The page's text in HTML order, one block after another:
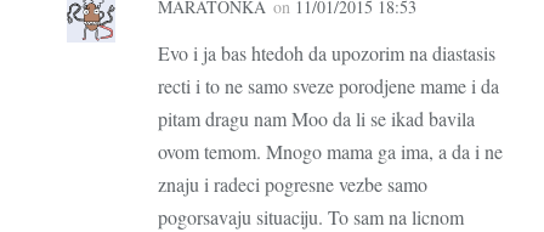
MARATONKA on 11/01/2015 18:53
Evo i ja bas htedoh da upozorim na diastasis
recti i to ne samo sveze porodjene mame i da
pitam dragu nam Moo da li se ikad bavila
ovom temom. Mnogo mama ga ima, a da i ne
znaju i radeci pogresne vezbe samo
pogorsavaju situaciju. To sam na licnom